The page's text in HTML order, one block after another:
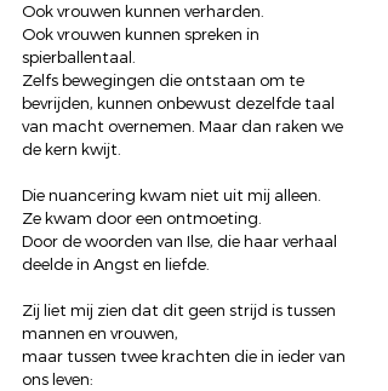
Ook vrouwen kunnen verharden.
Ook vrouwen kunnen spreken in
spierballentaal.
Zelfs bewegingen die ontstaan om te
bevrijden, kunnen onbewust dezelfde taal
van macht overnemen. Maar dan raken we
de kern kwijt.
Die nuancering kwam niet uit mij alleen.
Ze kwam door een ontmoeting.
Door de woorden van Ilse, die haar verhaal
deelde in Angst en liefde.
Zij liet mij zien dat dit geen strijd is tussen
mannen en vrouwen,
maar tussen twee krachten die in ieder van
ons leven: